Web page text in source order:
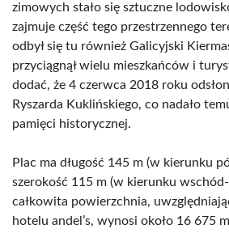
zimowych stało się sztuczne
zajmuje część tego przestrzennego
odbył się tu również Galicyjski
przyciągnął wielu mieszkańców i
dodać, że 4 czerwca 2018 roku
Ryszarda Kuklińskiego, co nadało
pamięci historycznej.
Plac ma długość 145 m (w kierunku
szerokość 115 m (w kierunku
całkowita powierzchnia,
hotelu andel’s, wynosi około 16 675